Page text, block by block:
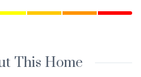
This Home